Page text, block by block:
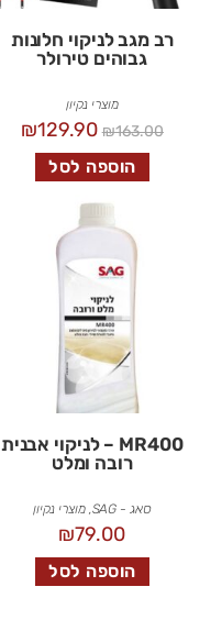
רב מגב לניקוי חלונות
גבוהים טירולר
מוצרי נקיון
₪163.00
₪129.90
הוספה לסל
MR400 – לניקוי אבנית
רובה ומלט
סאג - SAG ,מוצרי נקיון
₪79.00
הוספה לסל